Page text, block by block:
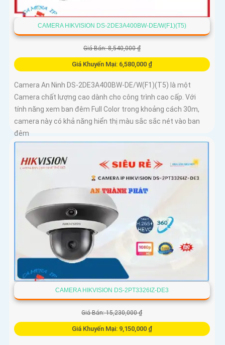
CAMERA HIKVISION DS-2DE3A400BW-DE/W(F1)(T5)
Giá Bán: 8,540,000 ₫
Giá Khuyến Mại: 6,580,000 ₫
Camera An Ninh DS-2DE3A400BW-DE/W(F1)(T5) là một
Camera chất lượng cao dành cho công trình cao cấp. Với
tính năng xem ban đêm Full Color trong khoảng cách 30m,
camera này có khả năng hiển thị màu sắc sắc nét vào ban
đêm
CAMERA HIKVISION DS-2PT3326IZ-DE3
Giá Bán: 15,230,000 ₫
Giá Khuyến Mại: 9,150,000 ₫